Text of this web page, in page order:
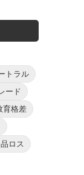
トラル
ード
育格差
ロス